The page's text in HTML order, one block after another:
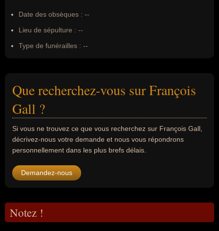
Date des obsèques : --
Lieu de sépulture : --
Type de funérailles : --
Que recherchez-vous sur François
Gall ?
Si vous ne trouvez ce que vous recherchez sur François Gall,
décrivez-nous votre demande et nous vous répondrons
personnellement dans les plus brefs délais.
Demandez-nous
Notez !